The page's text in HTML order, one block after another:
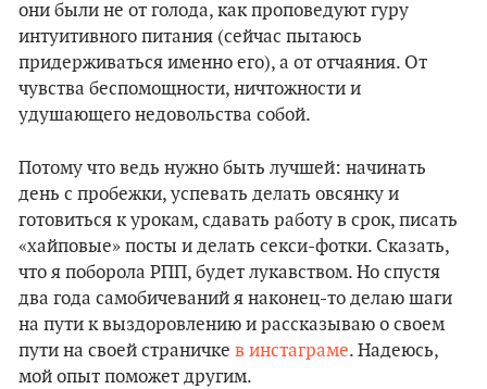
они были не от голода, как проповедуют гуру
интуитивного питания (сейчас пытаюсь
придерживаться именно его), а от отчаяния. От
чувства беспомощности, ничтожности и
удушающего недовольства собой.
Потому что ведь нужно быть лучшей: начинать
день с пробежки, успевать делать овсянку и
готовиться к урокам, сдавать работу в срок, писать
«хайповые» посты и делать секси-фотки. Сказать,
что я поборола РПП, будет лукавством. Но спустя
два года самобичеваний я наконец-то делаю шаги
на пути к выздоровлению и рассказываю о своем
пути на своей страничке в инстаграме. Надеюсь,
мой опыт поможет другим.